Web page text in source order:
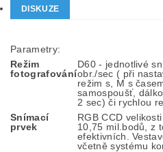
DISKUZE
Parametry:
Režim
fotografování
D60 - jednotlivé
obr./sec ( při
režim s, M s
samospoušť,
2 sec) či rychlou
Snímací
prvek
RGB CCD
10,75 mil.bodů, z
efektivních.
včetně systému